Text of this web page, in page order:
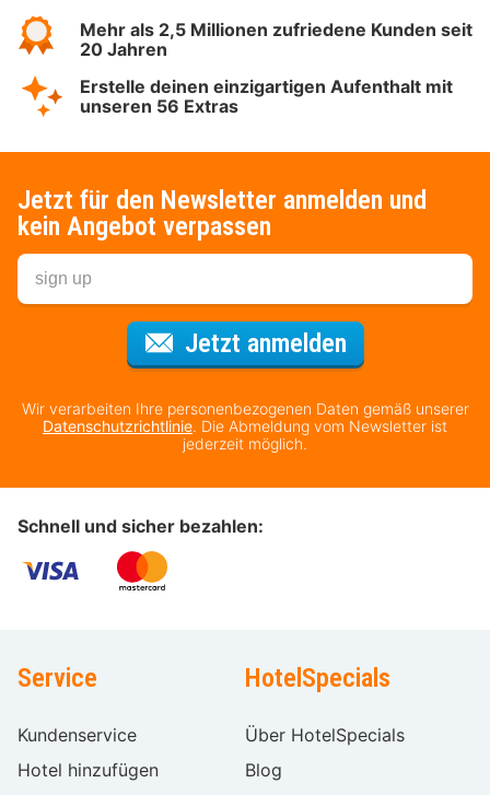
Mehr als 2,5 Millionen zufriedene Kunden seit
20 Jahren
Erstelle deinen einzigartigen Aufenthalt mit
unseren 56 Extras
Jetzt für den Newsletter anmelden und
kein Angebot verpassen
Jetzt anmeldenFür den
Wir verarbeiten Ihre personenbezogenen Daten gemäß unserer
Datenschutzrichtlinie. Die Abmeldung vom Newsletter ist
jederzeit möglich.
Schnell und sicher bezahlen:
Service
Kundenservice
Hotel hinzufügen
HotelSpecials
Über HotelSpecials
Blog